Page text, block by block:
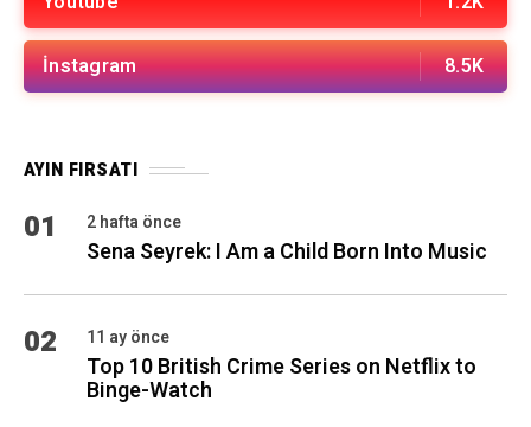
İnstagram 8.5K
AYIN FIRSATI
01 2 hafta önce
Sena Seyrek: I Am a Child Born Into Music
02 11 ay önce
Top 10 British Crime Series on Netflix to
Binge-Watch